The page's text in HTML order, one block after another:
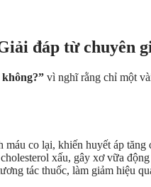
đáp từ chuyên
vì nghĩ rằng chỉ một
co lại, khiến huyết áp tăng
xấu, gây xơ vữa
tác thuốc, làm giảm hiệu